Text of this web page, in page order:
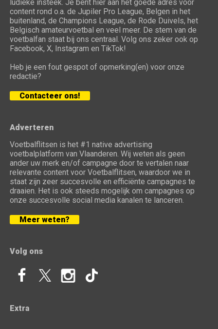
ludieke insteek. Je bent hier aan het goede adres voor
content rond o.a. de Jupiler Pro League, Belgen in het
buitenland, de Champions League, de Rode Duivels, het
Belgisch amateurvoetbal en veel meer. De stem van de
voetbalfan staat bij ons centraal. Volg ons zeker ook op
Facebook, X, Instagram en TikTok!
Heb je een fout gespot of opmerking(en) voor onze
redactie?
Contacteer ons!
Adverteren
Voetbalflitsen is het #1 native advertising
voetbalplatform van Vlaanderen. Wij weten als geen
ander uw merk en/of campagne door te vertalen naar
relevante content voor Voetbalflitsen, waardoor we in
staat zijn zeer succesvolle en efficiënte campagnes te
draaien. Het is ook steeds mogelijk om campagnes op
onze succesvolle social media kanalen te lanceren.
Meer weten?
Volg ons
Extra